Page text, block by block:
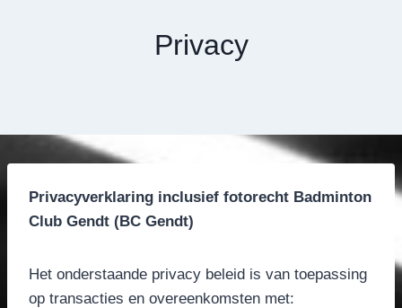
Privacy
Privacyverklaring inclusief fotorecht Badminton
Club Gendt (BC Gendt)
Het onderstaande privacy beleid is van toepassing
op transacties en overeenkomsten met: